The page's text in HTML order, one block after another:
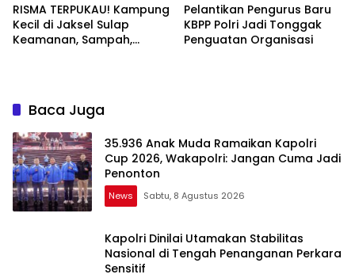
RISMA TERPUKAU! Kampung
Kecil di Jaksel Sulap
Keamanan, Sampah,
Pelantikan Pengurus Baru
KBPP Polri Jadi Tonggak
Penguatan Organisasi
Baca Juga
35.936 Anak Muda Ramaikan Kapolri
Cup 2026, Wakapolri: Jangan Cuma Jadi
Penonton
News Sabtu, 8 Agustus 2026
Kapolri Dinilai Utamakan Stabilitas
Nasional di Tengah Penanganan Perkara
Sensitif